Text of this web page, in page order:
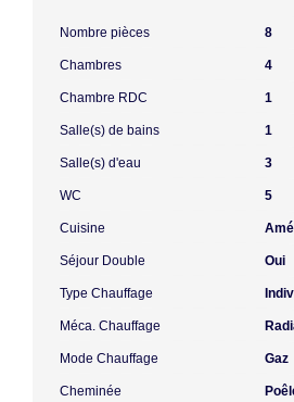
Nombre pièces 8
Chambres 4
Chambre RDC 1
Salle(s) de bains 1
Salle(s) d'eau 3
WC 5
Cuisine
Séjour Double Oui
Type Chauffage
Méca. Chauffage
Mode Chauffage Gaz
Cheminée